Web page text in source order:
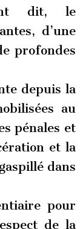
dit, le
d’une
profondes
depuis la
au
pénales et
et la
dans
pour
de la